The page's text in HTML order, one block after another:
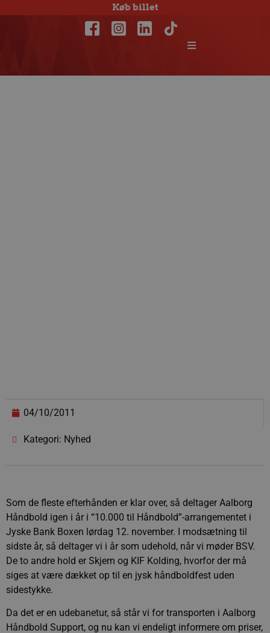
Køb billet
04/10/2011
Kategori: Nyhed
Som de fleste efterhånden er klar over, så deltager Aalborg
Håndbold igen i år i “10.000 til Håndbold”-arrangementet i
Jyske Bank Boxen lørdag 12. november. I modsætning til
sidste år, så deltager vi i år som udehold, når vi møder BSV.
De to andre hold er Skjern og KIF Kolding, hvorfor der må
siges at være dækket op til en jysk håndboldfest uden
sidestykke.
Da det er en udebanetur, så står vi for transporten i Aalborg
Håndbold Support, og nu kan vi endeligt informere om priser,